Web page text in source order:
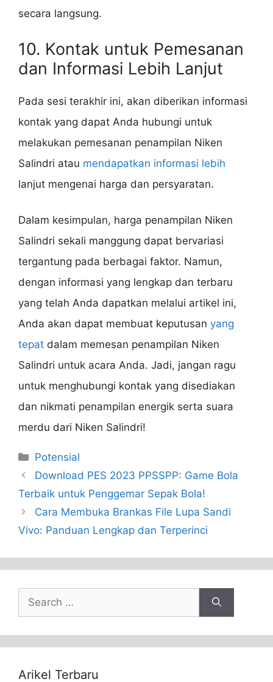
secara langsung.
10. Kontak untuk Pemesanan
dan Informasi Lebih Lanjut
Pada sesi terakhir ini, akan diberikan informasi
kontak yang dapat Anda hubungi untuk
melakukan pemesanan penampilan Niken
Salindri atau mendapatkan informasi lebih
lanjut mengenai harga dan persyaratan.
Dalam kesimpulan, harga penampilan Niken
Salindri sekali manggung dapat bervariasi
tergantung pada berbagai faktor. Namun,
dengan informasi yang lengkap dan terbaru
yang telah Anda dapatkan melalui artikel ini,
Anda akan dapat membuat keputusan yang
tepat dalam memesan penampilan Niken
Salindri untuk acara Anda. Jadi, jangan ragu
untuk menghubungi kontak yang disediakan
dan nikmati penampilan energik serta suara
merdu dari Niken Salindri!
Categories
Potensial
Download PES 2023 PPSSPP: Game Bola
Terbaik untuk Penggemar Sepak Bola!
Cara Membuka Brankas File Lupa Sandi
Vivo: Panduan Lengkap dan Terperinci
Search
for:
Arikel Terbaru